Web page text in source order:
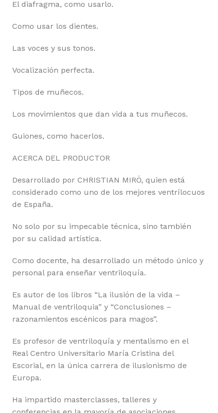
El diafragma, como usarlo.
Como usar los dientes.
Las voces y sus tonos.
Vocalización perfecta.
Tipos de muñecos.
Los movimientos que dan vida a tus muñecos.
Guiones, como hacerlos.
ACERCA DEL PRODUCTOR
Desarrollado por CHRISTIAN MIRÓ, quien está
considerado como uno de los mejores ventrílocuos
de España.
No solo por su impecable técnica, sino también
por su calidad artística.
Como docente, ha desarrollado un método único y
personal para enseñar ventriloquía.
Es autor de los libros “La ilusión de la vida –
Manual de ventriloquia” y “Conclusiones –
razonamientos escénicos para magos”.
Es profesor de ventriloquía y mentalismo en el
Real Centro Universitario María Cristina del
Escorial, en la única carrera de ilusionismo de
Europa.
Ha impartido masterclasses, talleres y